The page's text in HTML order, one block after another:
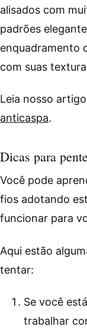
alisados ​​com
padrões
enquadramento
com suas
Leia nosso
anticaspa.
Dicas para
Você pode
fios adotando
funcionar para
Aqui estão
tentar:
Se você
trabalhar